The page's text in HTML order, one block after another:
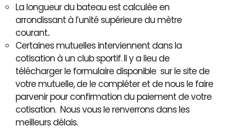
La longueur du bateau est calculée en
arrondissant à l’unité supérieure du mètre
courant..
Certaines mutuelles interviennent dans la
cotisation à un club sportif. Il y a lieu de
télécharger le formulaire disponible sur le site de
votre mutuelle, de le compléter et de nous le faire
parvenir pour confirmation du paiement de votre
cotisation. Nous vous le renverrons dans les
meilleurs délais.